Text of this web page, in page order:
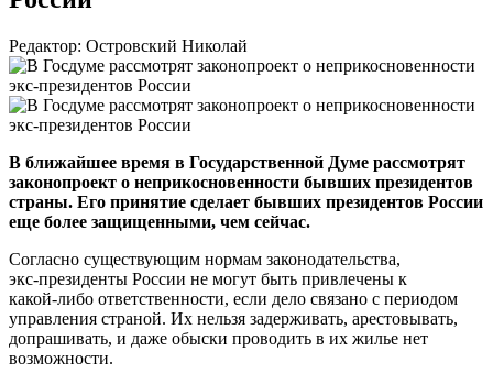
Редактор: Островский Николай
В ближайшее время в Государственной Думе рассмотрят
законопроект о неприкосновенности бывших президентов
страны. Его принятие сделает бывших президентов России
еще более защищенными, чем сейчас.
Согласно существующим нормам законодательства,
экс-президенты России не могут быть привлечены к
какой-либо ответственности, если дело связано с периодом
управления страной. Их нельзя задерживать, арестовывать,
допрашивать, и даже обыски проводить в их жилье нет
возможности.